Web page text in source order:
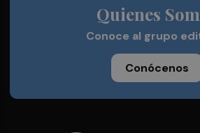
Quienes
Conoce al grupo
Conócenos